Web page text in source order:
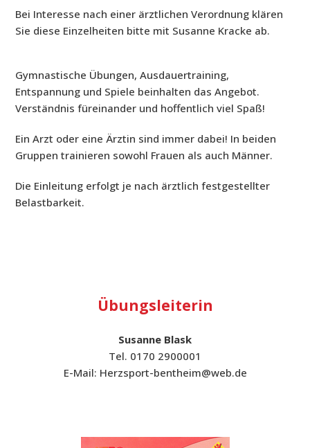
Bei Interesse nach einer ärztlichen Verordnung klären
Sie diese Einzelheiten bitte mit Susanne Kracke ab.
Gymnastische Übungen, Ausdauertraining,
Entspannung und Spiele beinhalten das Angebot.
Verständnis füreinander und hoffentlich viel Spaß!
Ein Arzt oder eine Ärztin sind immer dabei! In beiden
Gruppen trainieren sowohl Frauen als auch Männer.
Die Einleitung erfolgt je nach ärztlich festgestellter
Belastbarkeit.
Übungsleiterin
Susanne Blask
Tel. 0170 2900001
E-Mail: Herzsport-bentheim@web.de